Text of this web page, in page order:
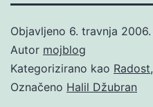
Objavljeno 6. travnja 2006.
Autor mojblog
Kategorizirano kao Radost,
Označeno Halil Džubran